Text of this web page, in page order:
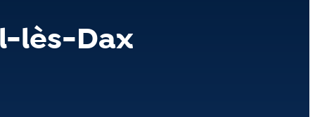
lès-Dax